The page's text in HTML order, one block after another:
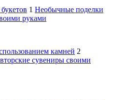
1 Необычные поделки
руками
камней 2
сувениры своими